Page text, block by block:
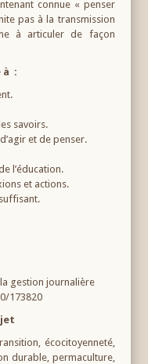
connue « penser
pas à la transmission
à articuler de façon
à :
savoirs.
et de penser.
l’éducation.
et actions.
gestion journalière
173820
écocitoyenneté,
durable, permaculture,